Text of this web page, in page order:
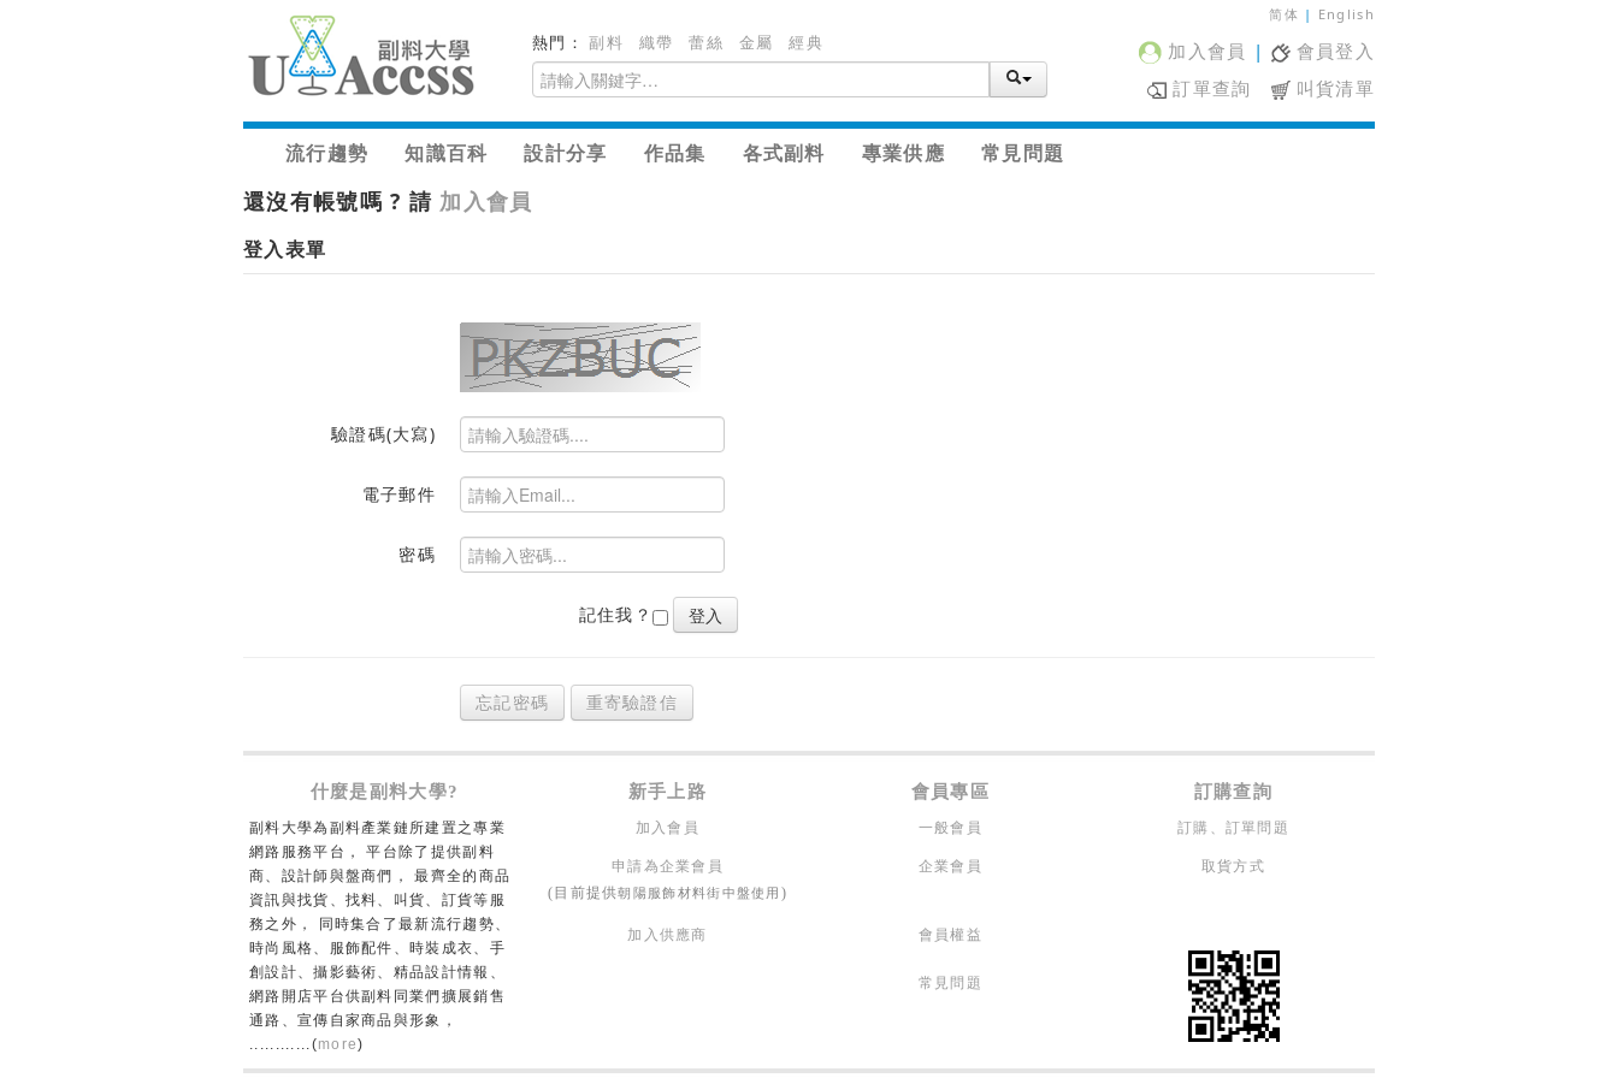
熱門：副料 織帶 蕾絲 金屬 經典
简体 | English
加入會員 |
會員登入
訂單查詢
叫貨清單
流行趨勢 知識百科 設計分享 作品集 各式副料 專業供應 常見問題
還沒有帳號嗎 ? 請 加入會員
登入表單
驗證碼(大寫)
電子郵件
密碼
記住我？
忘記密碼 重寄驗證信
什麼是副料大學? 新手上路 會員專區 訂購查詢
副料大學為副料產業鏈所建置之專業
網路服務平台， 平台除了提供副料
商、設計師與盤商們， 最齊全的商品
資訊與找貨、找料、叫貨、訂貨等服
務之外， 同時集合了最新流行趨勢、
時尚風格、服飾配件、時裝成衣、手
創設計、攝影藝術、精品設計情報、
網路開店平台供副料同業們擴展銷售
通路、宣傳自家商品與形象，
............(more)
加入會員 一般會員 訂購、訂單問題
申請為企業會員
(目前提供朝陽服飾材料街中盤使用 )
企業會員 取貨方式
加入供應商 會員權益
常見問題